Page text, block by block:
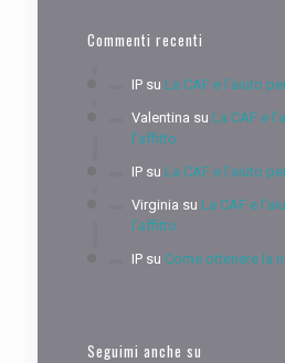
Commenti recenti
IPsu La CAF e l’aiuto
Valentina su La CAF e
l’affitto
IPsu La CAF e l’aiuto
Virginia su La CAF e
l’affitto
IPsu Come ottenere la
Seguimi anche su